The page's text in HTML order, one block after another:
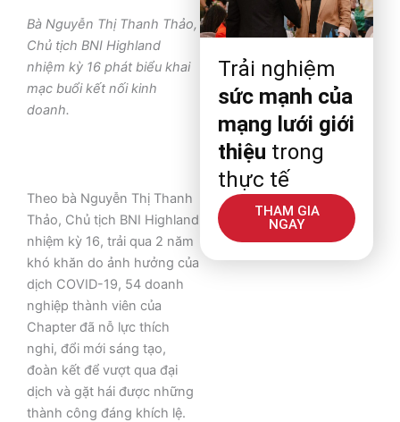
Bà Nguyễn Thị Thanh Thảo,
Chủ tịch BNI Highland
nhiệm kỳ 16 phát biểu khai
mạc buổi kết nối kinh
doanh.
Theo bà Nguyễn Thị Thanh
Thảo, Chủ tịch BNI Highland
nhiệm kỳ 16, trải qua 2 năm
khó khăn do ảnh hưởng của
dịch COVID-19, 54 doanh
nghiệp thành viên của
Chapter đã nỗ lực thích
nghi, đổi mới sáng tạo,
đoàn kết để vượt qua đại
dịch và gặt hái được những
thành công đáng khích lệ.
Trải nghiệm
sức mạnh của
mạng lưới giới
thiệu trong
thực tế
THAM GIA
NGAY